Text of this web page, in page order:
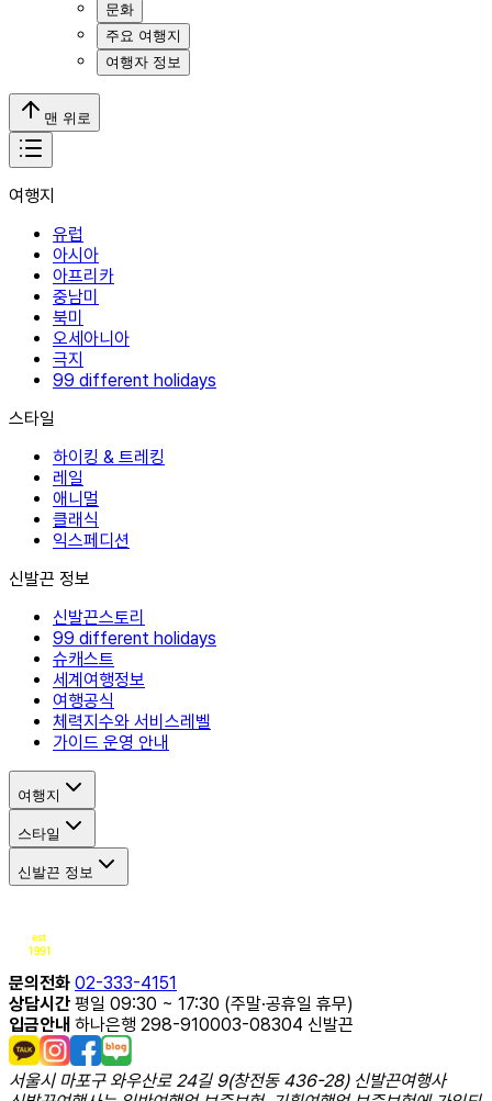
문화
주요 여행지
여행자 정보
맨 위로
여행지
유럽
아시아
아프리카
중남미
북미
오세아니아
극지
99 different holidays
스타일
하이킹 & 트레킹
레일
애니멀
클래식
익스페디션
신발끈 정보
신발끈스토리
99 different holidays
슈캐스트
세계여행정보
여행공식
체력지수와 서비스레벨
가이드 운영 안내
여행지
스타일
신발끈 정보
문의전화 02-333-4151
상담시간 평일 09:30 ~ 17:30 (주말·공휴일 휴무)
입금안내 하나은행 298-910003-08304 신발끈
서울시 마포구 와우산로 24길 9(창전동 436-28) 신발끈여행사